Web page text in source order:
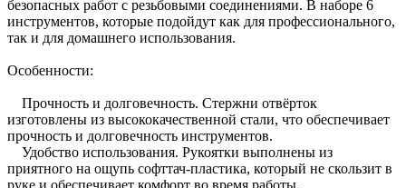
безопасных работ с резьбовыми соединениями. В наборе 6
инструментов, которые подойдут как для профессионального,
так и для домашнего использования.
Особенности:
Прочность и долговечность. Стержни отвёрток
изготовлены из высококачественной стали, что обеспечивает
прочность и долговечность инструментов.
Удобство использования. Рукоятки выполнены из
приятного на ощупь софттач-пластика, который не скользит в
руке и обеспечивает комфорт во время работы.